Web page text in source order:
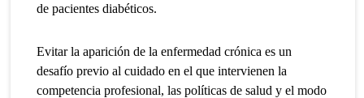
de pacientes diabéticos.
Evitar la aparición de la enfermedad crónica es un
desafío previo al cuidado en el que intervienen la
competencia profesional, las políticas de salud y el modo